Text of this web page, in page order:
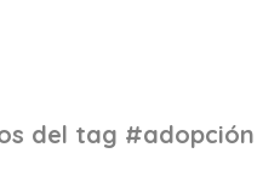
del tag #adopción